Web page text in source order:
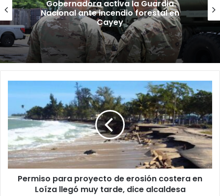
“Camisa hecha a la medida”:
Planificador cuestiona aprobación
de consulta de ubicación de Esencia
proyecto
de
erosión
costera
en
Loíza
llegó
muyPermiso para proyecto de erosión costera en
Loíza llegó muy tarde, dice alcaldesa